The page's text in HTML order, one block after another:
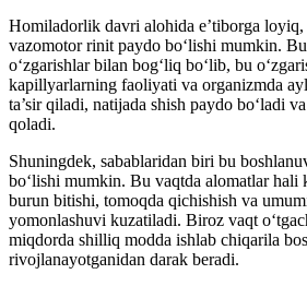
Homiladorlik davri alohida e’tiborga
vazomotor rinit paydo bo‘lishi mumkin.
o‘zgarishlar bilan bog‘liq bo‘lib, bu
kapillyarlarning faoliyati va organizmda
ta’sir qiladi, natijada shish paydo bo‘ladi
qoladi.
Shuningdek, sabablaridan biri bu
bo‘lishi mumkin. Bu vaqtda alomatlar hali
burun bitishi, tomoqda qichishish va
yomonlashuvi kuzatiladi. Biroz vaqt
miqdorda shilliq modda ishlab chiqarila
rivojlanayotganidan darak beradi.